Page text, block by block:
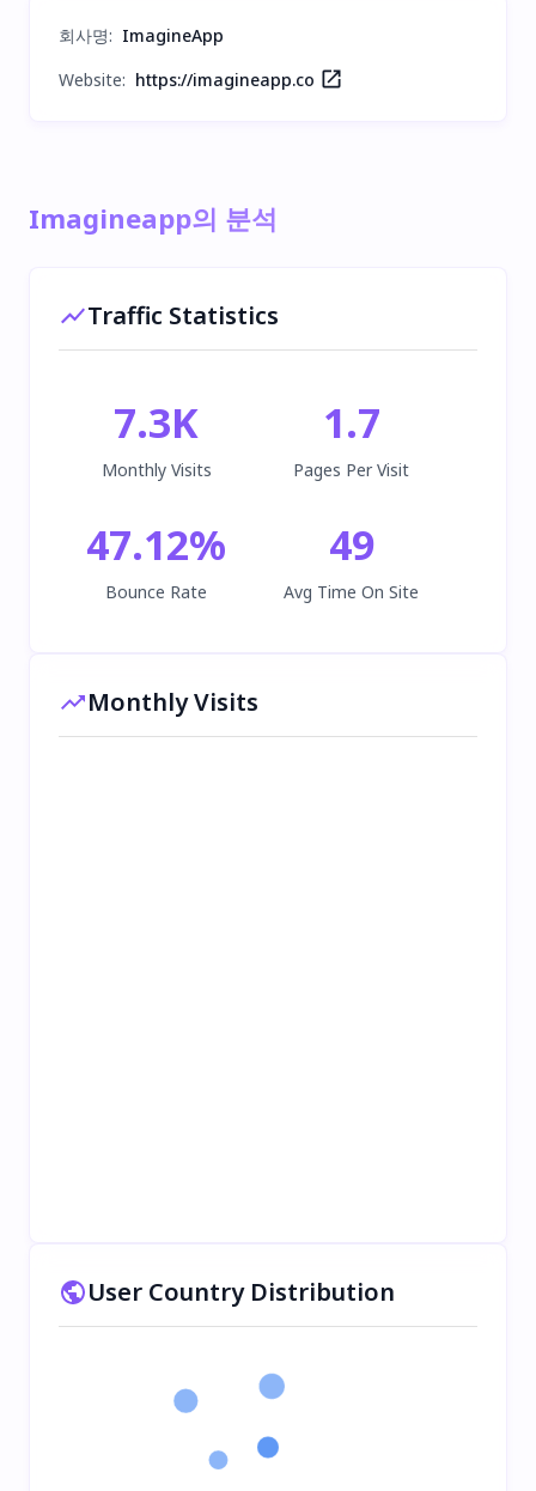
회사명: ImagineApp
Website: https://imagineapp.co
Imagineapp의 분석
Traffic Statistics
7.3K
Monthly Visits
1.7
Pages Per Visit
47.12%
Bounce Rate
49
Avg Time On Site
Monthly Visits
User Country Distribution